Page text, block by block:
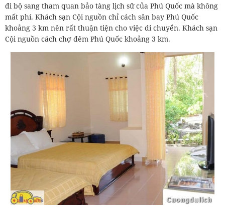
đi bộ sang tham quan bảo tàng lịch sử của Phú Quốc mà không
mất phí. Khách sạn Cội nguồn chỉ cách sân bay Phú Quốc
khoảng 3 km nên rất thuận tiện cho việc di chuyển. Khách sạn
Cội nguồn cách chợ đêm Phú Quốc khoảng 3 km.